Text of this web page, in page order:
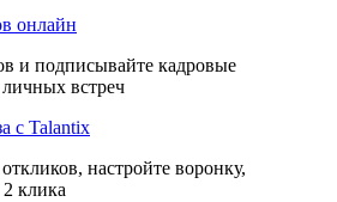
онлайн
и подписывайте кадровые
встреч
с Talantix
настройте воронку,
клика